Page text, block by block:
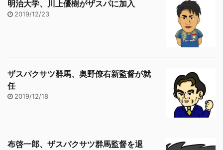
明治大学、川上優樹がザスパに加入
2019/12/23
ザスパクサツ群馬、奥野僚右新監督が就
任
2019/12/18
布啓一郎、ザスパクサツ群馬監督を退